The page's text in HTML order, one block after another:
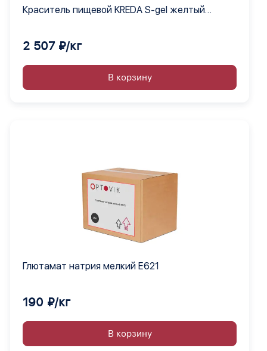
Краситель пищевой KREDA S-gel желтый
2 507 ₽/кг
В корзину
Глютамат натрия мелкий Е621
190 ₽/кг
В корзину